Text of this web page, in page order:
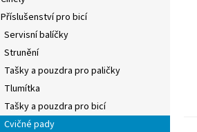
Příslušenství pro bicí
Servisní balíčky
Strunění
Tašky a pouzdra pro paličky
Tlumítka
Tašky a pouzdra pro bicí
Cvičné pady